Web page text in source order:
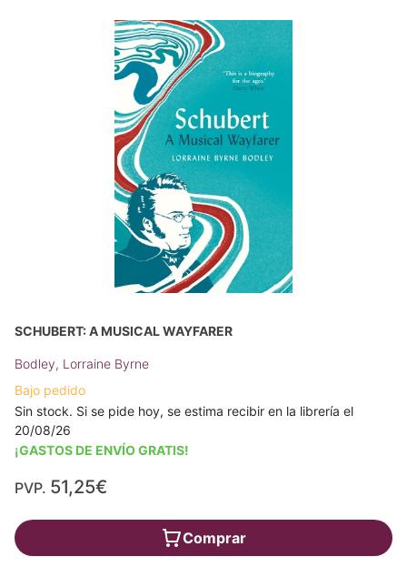
SCHUBERT: A MUSICAL WAYFARER
Bodley, Lorraine Byrne
Bajo pedido
Sin stock. Si se pide hoy, se estima recibir en la librería el
20/08/26
¡GASTOS DE ENVÍO GRATIS!
PVP. 51,25€
Comprar